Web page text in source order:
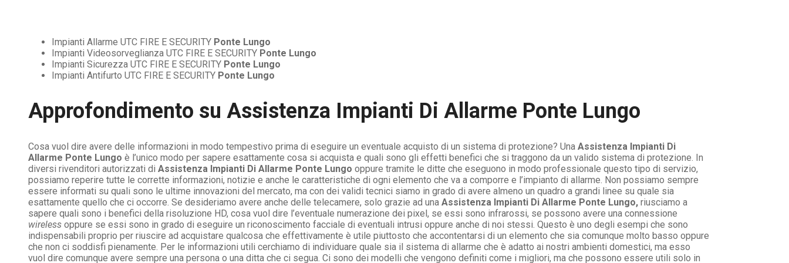
Impianti Allarme UTC FIRE E SECURITY Ponte Lungo
Impianti Videosorveglianza UTC FIRE E SECURITY Ponte Lungo
Impianti Sicurezza UTC FIRE E SECURITY Ponte Lungo
Impianti Antifurto UTC FIRE E SECURITY Ponte Lungo
Approfondimento su Assistenza Impianti Di Allarme Ponte Lungo
Cosa vuol dire avere delle informazioni in modo tempestivo prima di eseguire un eventuale acquisto di un sistema di protezione? Una Assistenza Impianti Di
Allarme Ponte Lungo è l’unico modo per sapere esattamente cosa si acquista e quali sono gli effetti benefici che si traggono da un valido sistema di protezione. In
diversi rivenditori autorizzati di Assistenza Impianti Di Allarme Ponte Lungo oppure tramite le ditte che eseguono in modo professionale questo tipo di servizio,
possiamo reperire tutte le corrette informazioni, notizie e anche le caratteristiche di ogni elemento che va a comporre e l’impianto di allarme. Non possiamo sempre
essere informati su quali sono le ultime innovazioni del mercato, ma con dei validi tecnici siamo in grado di avere almeno un quadro a grandi linee su quale sia
esattamente quello che ci occorre. Se desideriamo avere anche delle telecamere, solo grazie ad una Assistenza Impianti Di Allarme Ponte Lungo, riusciamo a
sapere quali sono i benefici della risoluzione HD, cosa vuol dire l’eventuale numerazione dei pixel, se essi sono infrarossi, se possono avere una connessione
wireless oppure se essi sono in grado di eseguire un riconoscimento facciale di eventuali intrusi oppure anche di noi stessi. Questo è uno degli esempi che sono
indispensabili proprio per riuscire ad acquistare qualcosa che effettivamente è utile piuttosto che accontentarsi di un elemento che sia comunque molto basso oppure
che non ci soddisfi pienamente. Per le informazioni utili cerchiamo di individuare quale sia il sistema di allarme che è adatto ai nostri ambienti domestici, ma esso
vuol dire comunque avere sempre una persona o una ditta che ci segua. Ci sono dei modelli che vengono definiti come i migliori, ma che possono essere utili solo in